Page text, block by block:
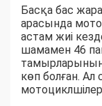
Басқа бас
арасында
астам жиі
шамамен 46
көп болған. Ал